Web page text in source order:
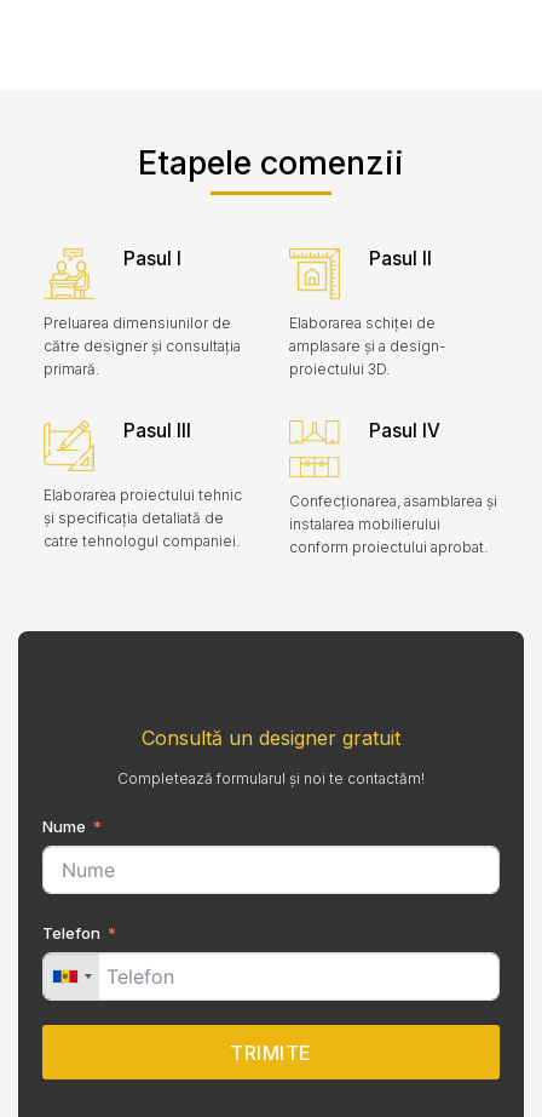
Etapele comenzii
Pasul I
Preluarea dimensiunilor de
către designer și consultația
primară.
Pasul II
Elaborarea schiței de
amplasare și a design-
proiectului 3D.
Pasul III
Elaborarea proiectului tehnic
și specificația detaliată de
catre tehnologul companiei.
Pasul IV
Confecționarea, asamblarea și
instalarea mobilierului
conform proiectului aprobat.
Consultă un designer gratuit
Completează formularul și noi te contactăm!
Nume
Telefon
TRIMITE